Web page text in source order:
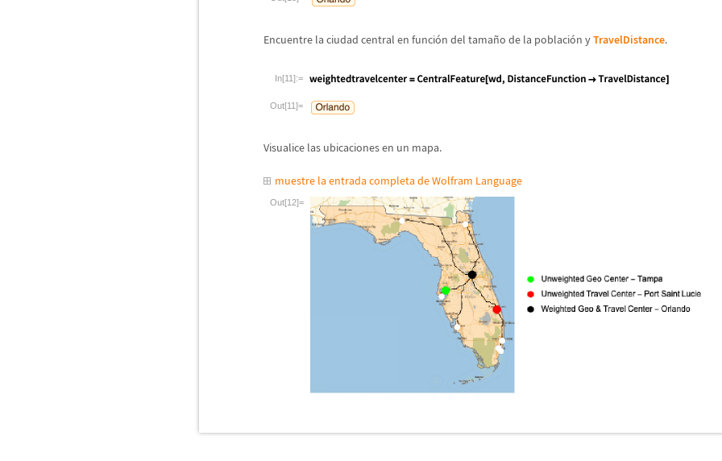
Encuentre la ciudad central en función del tamaño de la población yTravelDistance.
In[11]:=
Out[11]=
Visualice las ubicaciones en un mapa.
muestre la entrada completa de Wolfram Language
Out[12]=